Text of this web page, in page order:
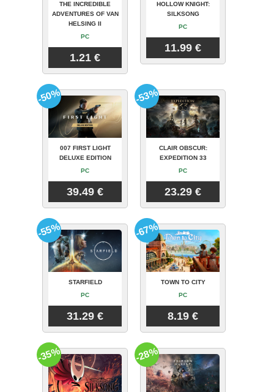
THE INCREDIBLE
ADVENTURES OF VAN
HELSING II
PC
1.21 €
HOLLOW KNIGHT:
SILKSONG
PC
11.99 €
007 FIRST LIGHT
DELUXE EDITION
PC
39.49 €
-50%
CLAIR OBSCUR:
EXPEDITION 33
PC
23.29 €
-53%
STARFIELD
PC
31.29 €
-55%
TOWN TO CITY
PC
8.19 €
-67%
-35% -28%